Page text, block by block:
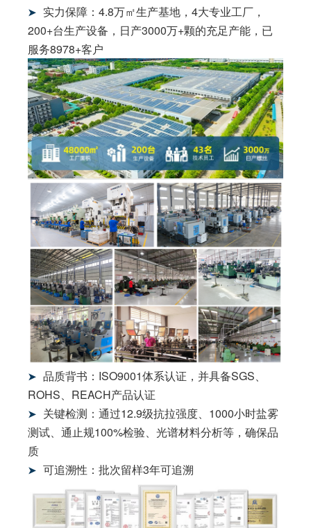
➤ 实力保障：4.8万㎡生产基地，4大专业工厂，
200+台生产设备，日产3000万+颗的充足产能，已
服务8978+客户
➤ 品质背书：ISO9001体系认证，并具备SGS、
ROHS、REACH产品认证
➤ 关键检测：通过12.9级抗拉强度、1000小时盐雾
测试、通止规100%检验、光谱材料分析等，确保品
质
➤ 可追溯性：批次留样3年可追溯